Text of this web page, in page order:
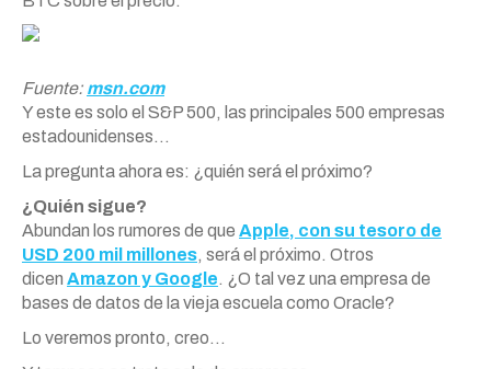
Fuente: msn.com
Y este es solo el S&P 500, las principales 500 empresas
estadounidenses…
La pregunta ahora es: ¿quién será el próximo?
¿Quién sigue?
Abundan los rumores de que Apple, con su tesoro de
USD 200 mil millones, será el próximo. Otros
dicen Amazon y Google. ¿O tal vez una empresa de
bases de datos de la vieja escuela como Oracle?
Lo veremos pronto, creo…